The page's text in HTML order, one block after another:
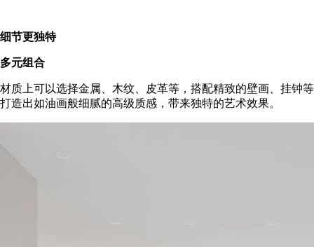
细节更独特
多元组合
材质上可以选择金属、木纹、皮革等，搭配精致的壁画、挂钟
打造出如油画般细腻的高级质感，带来独特的艺术效果。